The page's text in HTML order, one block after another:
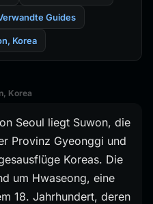
Guides
Korea
Korea
Seoul liegt Suwon, die
Provinz Gyeonggi und
Koreas. Die
um Hwaseong, eine
18. Jahrhundert, deren